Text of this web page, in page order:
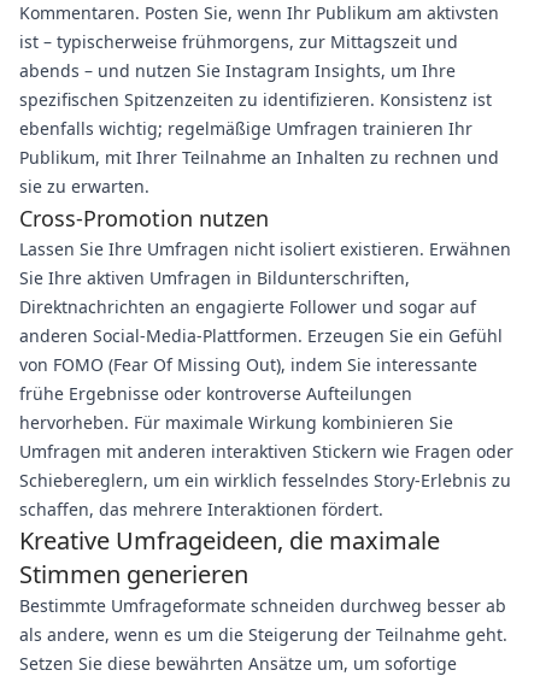
Kommentaren. Posten Sie, wenn Ihr Publikum am aktivsten
ist – typischerweise frühmorgens, zur Mittagszeit und
abends – und nutzen Sie Instagram Insights, um Ihre
spezifischen Spitzenzeiten zu identifizieren. Konsistenz ist
ebenfalls wichtig; regelmäßige Umfragen trainieren Ihr
Publikum, mit Ihrer Teilnahme an Inhalten zu rechnen und
sie zu erwarten.
Cross-Promotion nutzen
Lassen Sie Ihre Umfragen nicht isoliert existieren. Erwähnen
Sie Ihre aktiven Umfragen in Bildunterschriften,
Direktnachrichten an engagierte Follower und sogar auf
anderen Social-Media-Plattformen. Erzeugen Sie ein Gefühl
von FOMO (Fear Of Missing Out), indem Sie interessante
frühe Ergebnisse oder kontroverse Aufteilungen
hervorheben. Für maximale Wirkung kombinieren Sie
Umfragen mit anderen interaktiven Stickern wie Fragen oder
Schiebereglern, um ein wirklich fesselndes Story-Erlebnis zu
schaffen, das mehrere Interaktionen fördert.
Kreative Umfrageideen, die maximale
Stimmen generieren
Bestimmte Umfrageformate schneiden durchweg besser ab
als andere, wenn es um die Steigerung der Teilnahme geht.
Setzen Sie diese bewährten Ansätze um, um sofortige